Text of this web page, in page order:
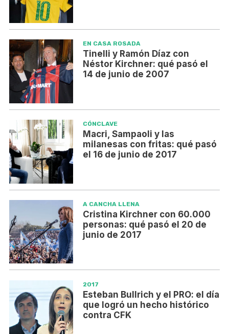
EN CASA ROSADA
Tinelli y Ramón Díaz con
Néstor Kirchner: qué pasó el
14 de junio de 2007
CÓNCLAVE
Macri, Sampaoli y las
milanesas con fritas: qué pasó
el 16 de junio de 2017
A CANCHA LLENA
Cristina Kirchner con 60.000
personas: qué pasó el 20 de
junio de 2017
2017
Esteban Bullrich y el PRO: el día
que logró un hecho histórico
contra CFK